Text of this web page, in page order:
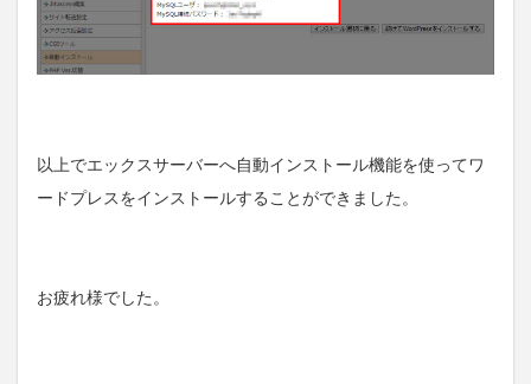
以上でエックスサーバーへ自動インストール機能を使ってワ
ードプレスをインストールすることができました。
お疲れ様でした。